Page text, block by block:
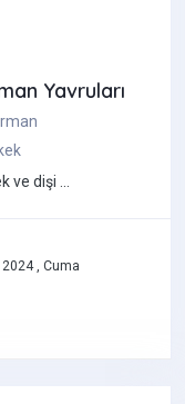
Yavruları
ve dişi ...
, Cuma